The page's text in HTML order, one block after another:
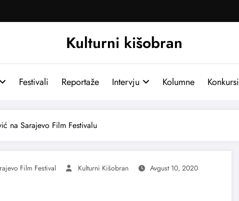
Kulturni kišobran
Festivali Reportaže Intervju Kolumne Konkursi
na Sarajevo Film Festivalu
Film Festival Kulturni Kišobran Avgust 10, 2020